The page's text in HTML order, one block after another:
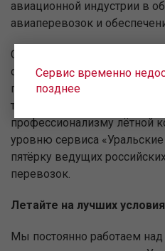
авиационной индустрии в
авиаперевозок и
Сегодня наша авиационно-
одной из самых
гражданской авиации.
технической оснащённости
профессионализму лётной
уровню сервиса
пятёрку ведущих
перевозок.
Летайте на лучших
Мы постоянно работаем
Сервис временно
позднее